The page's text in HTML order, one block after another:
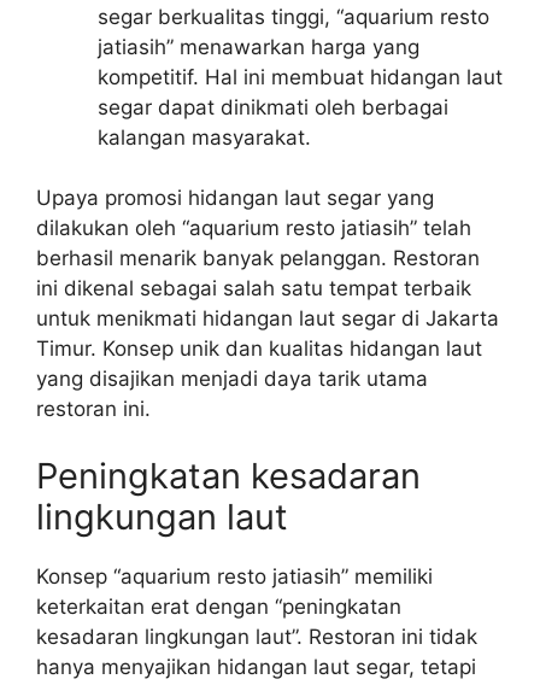
segar berkualitas tinggi, “aquarium resto
jatiasih” menawarkan harga yang
kompetitif. Hal ini membuat hidangan laut
segar dapat dinikmati oleh berbagai
kalangan masyarakat.
Upaya promosi hidangan laut segar yang
dilakukan oleh “aquarium resto jatiasih” telah
berhasil menarik banyak pelanggan. Restoran
ini dikenal sebagai salah satu tempat terbaik
untuk menikmati hidangan laut segar di Jakarta
Timur. Konsep unik dan kualitas hidangan laut
yang disajikan menjadi daya tarik utama
restoran ini.
Peningkatan kesadaran
lingkungan laut
Konsep “aquarium resto jatiasih” memiliki
keterkaitan erat dengan “peningkatan
kesadaran lingkungan laut”. Restoran ini tidak
hanya menyajikan hidangan laut segar, tetapi